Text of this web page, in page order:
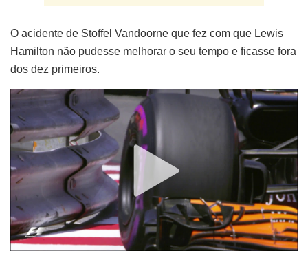
O acidente de Stoffel Vandoorne que fez com que Lewis
Hamilton não pudesse melhorar o seu tempo e ficasse fora
dos dez primeiros.